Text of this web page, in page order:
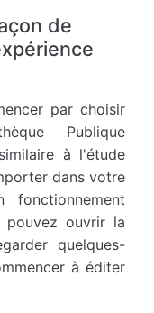
de
par choisir
Publique
à l'étude
dans votre
pouvez ouvrir la
quelques-
à éditer